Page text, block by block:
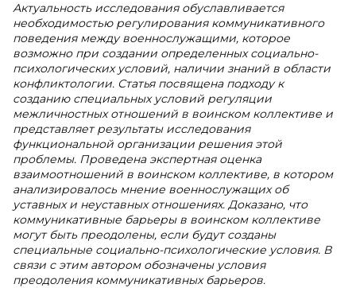
Актуальность исследования обуславливается
необходимостью регулирования коммуникативного
поведения между военнослужащими, которое
возможно при создании определенных социально-
психологических условий, наличии знаний в области
конфликтологии. Статья посвящена подходу к
созданию специальных условий регуляции
межличностных отношений в воинском коллективе и
представляет результаты исследования
функциональной организации решения этой
проблемы. Проведена экспертная оценка
взаимоотношений в воинском коллективе, в котором
анализировалось мнение военнослужащих об
уставных и неуставных отношениях. Доказано, что
коммуникативные барьеры в воинском коллективе
могут быть преодолены, если будут созданы
специальные социально-психологические условия. В
связи с этим автором обозначены условия
преодоления коммуникативных барьеров.